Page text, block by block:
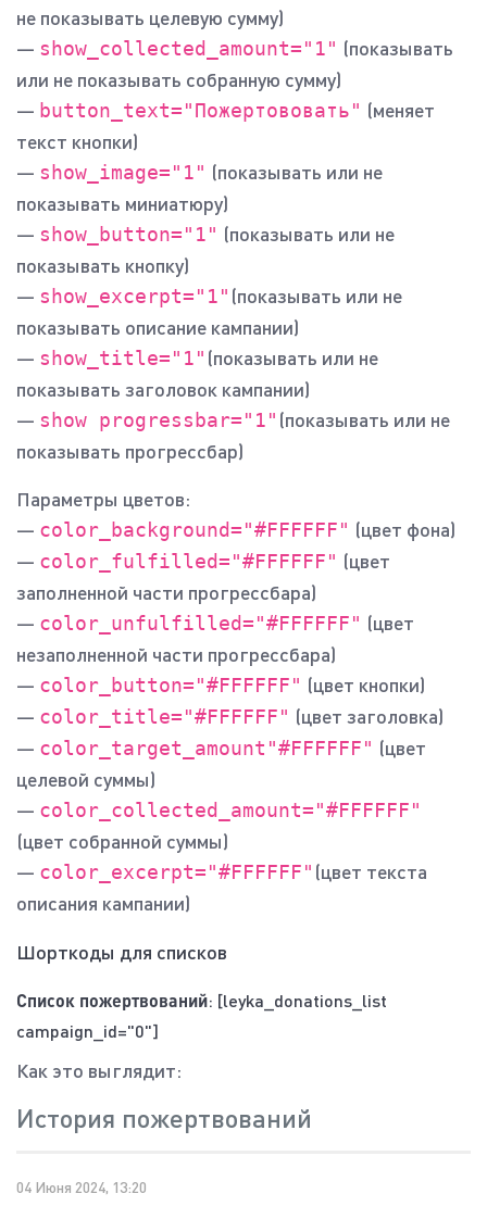
не показывать целевую сумму)
— show_collected_amount="1" (показывать
или не показывать собранную сумму)
— button_text="Пожертововать" (меняет
текст кнопки)
— show_image="1" (показывать или не
показывать миниатюру)
— show_button="1" (показывать или не
показывать кнопку)
— show_excerpt="1" (показывать или не
показывать описание кампании)
— show_title="1" (показывать или не
показывать заголовок кампании)
— show progressbar="1" (показывать или не
показывать прогрессбар)
Параметры цветов:
— color_background="#FFFFFF" (цвет фона)
— color_fulfilled="#FFFFFF" (цвет
заполненной части прогрессбара)
— color_unfulfilled="#FFFFFF" (цвет
незаполненной части прогрессбара)
— color_button="#FFFFFF" (цвет кнопки)
— color_title="#FFFFFF" (цвет заголовка)
— color_target_amount"#FFFFFF" (цвет
целевой суммы)
— color_collected_amount="#FFFFFF"
(цвет собранной суммы)
— color_excerpt="#FFFFFF" (цвет текста
описания кампании)
Шорткоды для списков
Список пожертвований: [leyka_donations_list
campaign_id="0"]
Как это выглядит:
История пожертвований
04 Июня 2024, 13:20